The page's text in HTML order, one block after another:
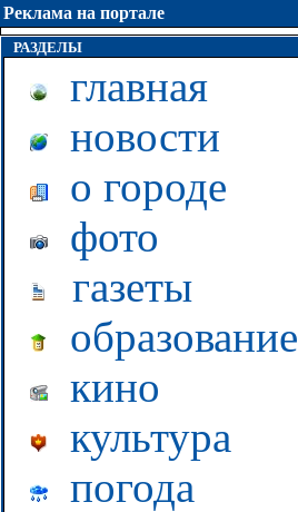
Реклама на портале
РАЗДЕЛЫ
главная
новости
о городе
фото
газеты
образование
кино
культура
погода